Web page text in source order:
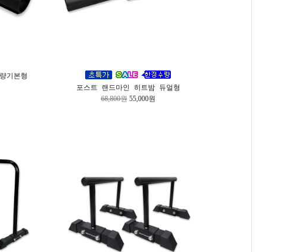
기본형
포스트 랜드마인 히트밤 듀얼형
68,800원 55,000원